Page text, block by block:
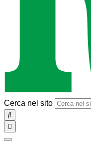
Cerca nel sito
SEARCH
Toggle
navigation
chiudi